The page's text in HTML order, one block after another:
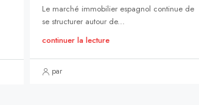
Le marché immobilier espagnol continue de
se structurer autour de...
continuer la lecture
par